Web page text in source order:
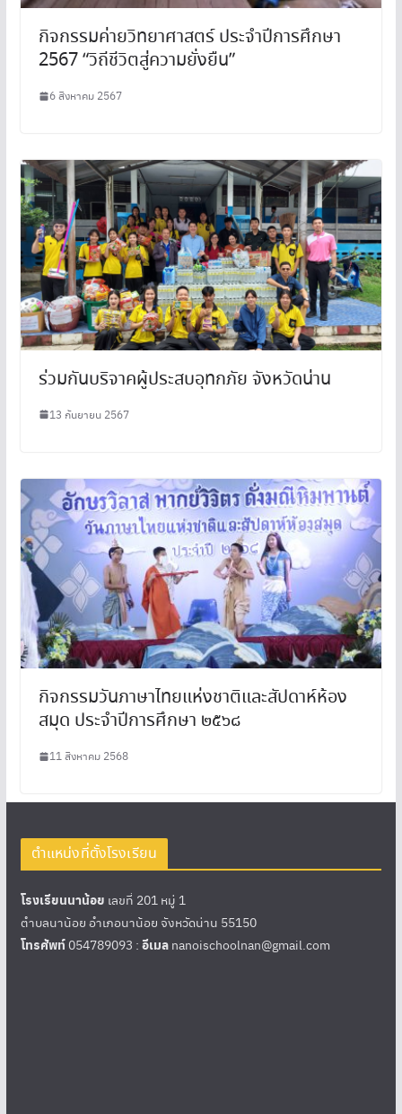
กิจกรรมค่ายวิทยาศาสตร์ ประจำปีการศึกษา
2567 “วิถีชีวิตสู่ความยั่งยืน”
6 สิงหาคม 2567
ร่วมกันบริจาคผู้ประสบอุทกภัย จังหวัดน่าน
13 กันยายน 2567
กิจกรรมวันภาษาไทยแห่งชาติและสัปดาห์ห้อง
สมุด ประจำปีการศึกษา ๒๕๖๘
11 สิงหาคม 2568
ตำแหน่งที่ตั้งโรงเรียน
โรงเรียนนาน้อย เลขที่ 201 หมู่ 1
ตำบลนาน้อย อำเภอนาน้อย จังหวัดน่าน 55150
โทรศัพท์054789093 : อีเมลnanoischoolnan@gmail.com